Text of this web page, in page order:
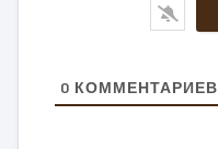
0 КОММЕНТАРИЕВ